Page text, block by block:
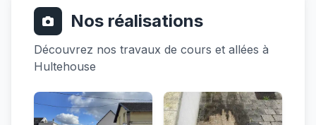
Nos réalisations
Découvrez nos travaux de cours et allées à
Hultehouse